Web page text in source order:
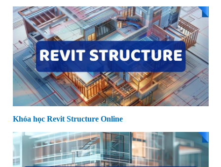
Khóa học Revit Structure Online